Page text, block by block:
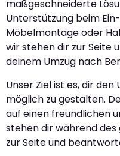
maßgeschneiderte
Unterstützung beim
Möbelmontage oder
wir stehen dir zur Seite
deinem Umzug nach
Unser Ziel ist es, dir
möglich zu gestalten.
auf einen freundlichen
stehen dir während
zur Seite und